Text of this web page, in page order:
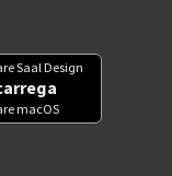
Saal Design
macOS